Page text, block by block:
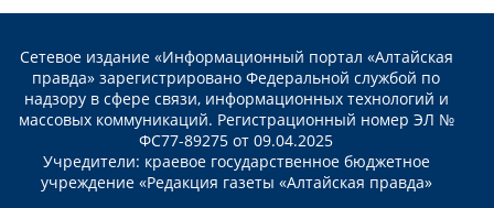
Сетевое издание «Информационный портал «Алтайская
правда» зарегистрировано Федеральной службой по
надзору в сфере связи, информационных технологий и
массовых коммуникаций. Регистрационный номер ЭЛ №
ФС77-89275 от 09.04.2025
Учредители: краевое государственное бюджетное
учреждение «Редакция газеты «Алтайская правда»